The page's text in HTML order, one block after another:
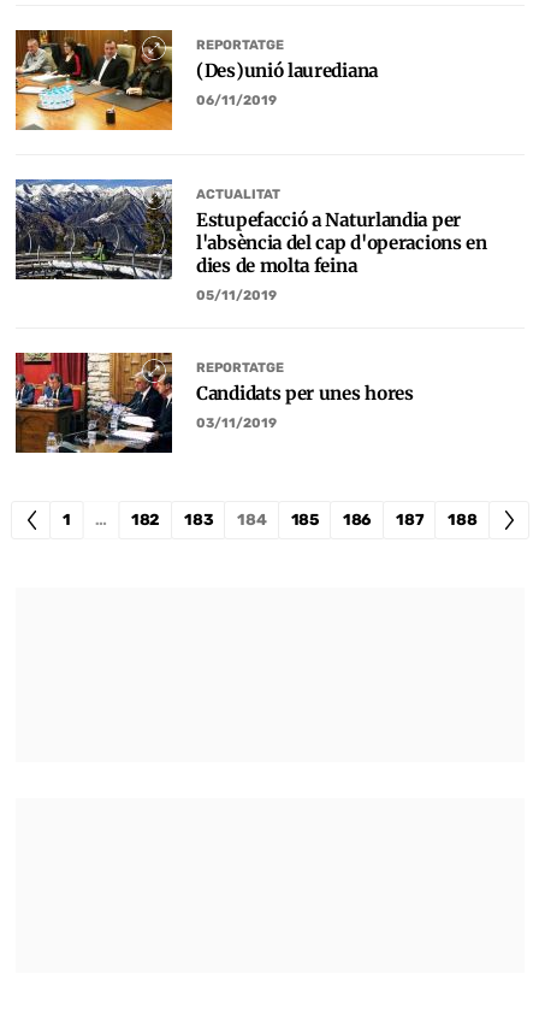
REPORTATGE
(Des)unió laurediana
06/11/2019
ACTUALITAT
Estupefacció a Naturlandia per
l'absència del cap d'operacions en
dies de molta feina
05/11/2019
REPORTATGE
Candidats per unes hores
03/11/2019
1 … 182 183 184 185 186 187 188